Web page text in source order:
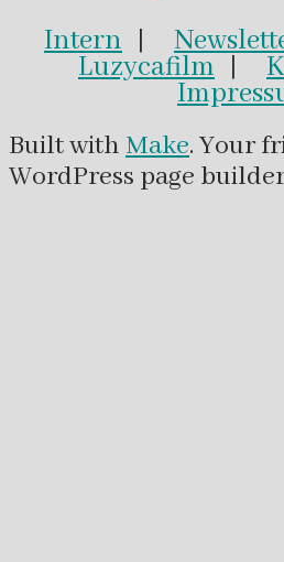
Intern |
Luzycafilm |
Built with Make. Your
WordPress page